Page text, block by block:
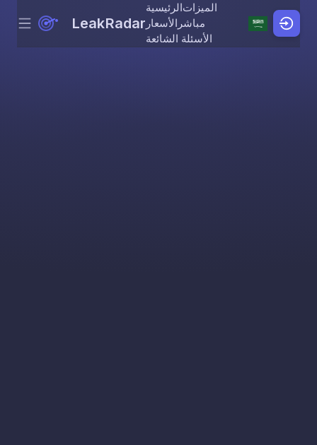
Skip to content
Menu LeakRadar
الرئيسيةالميزات
الأسعار مباشر
الأسئلة الشائعة